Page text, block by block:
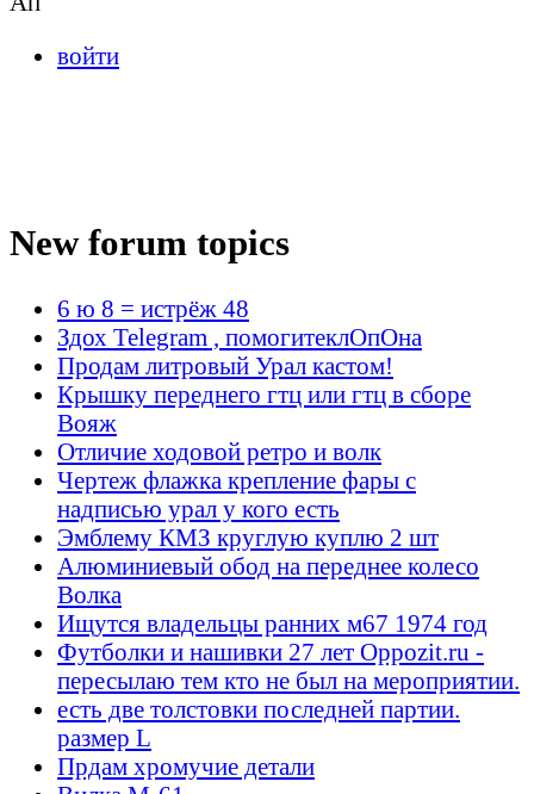
войти
New forum topics
6 ю 8 = истрёж 48
Здох Telegram , помогитеклОпОна
Продам литровый Урал кастом!
Крышку переднего гтц или гтц в сборе
Вояж
Отличие ходовой ретро и волк
Чертеж флажка крепление фары с
надписью урал у кого есть
Эмблему КМЗ круглую куплю 2 шт
Алюминиевый обод на переднее колесо
Волка
Ищутся владельцы ранних м67 1974 год
Футболки и нашивки 27 лет Oppozit.ru -
пересылаю тем кто не был на мероприятии.
есть две толстовки последней партии.
размер L
Прдам хромучие детали